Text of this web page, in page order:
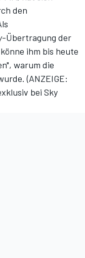
den
-Übertragung der
ihm bis heute
warum die
(ANZEIGE:
bei Sky